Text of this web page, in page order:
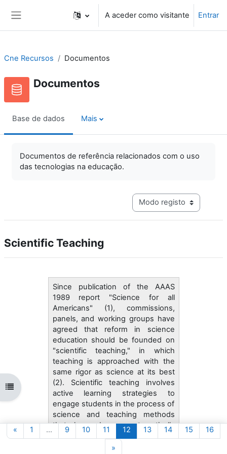
A aceder como visitante Entrar
Abrir índice da disciplina
Cne Recursos Documentos
Documentos
Base de dados Mais
Documentos de referência relacionados com o uso
das tecnologias na educação.
Navegação terciária do
Scientific Teaching
Since publication of the AAAS
1989 report "Science for all
Americans" (1), commissions,
panels, and working groups have
agreed that reform in science
education should be founded on
"scientific teaching," in which
teaching is approached with the
same rigor as science at its best
(2). Scientific teaching involves
active learning strategies to
engage students in the process of
science and teaching methods
that have been systematically
tested and shown to reach
« Página anterior
1 Página 1
… 9Página 9
10Página 10
11 Página 11
12 Página 12
13Página 13
14Página 14
15 Página 15
16
»Página seguinte